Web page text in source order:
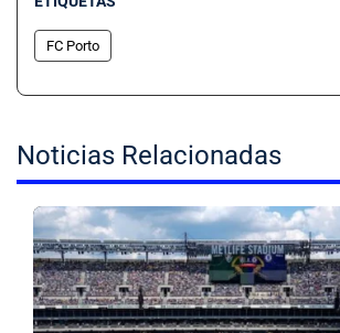
FC Porto
Noticias Relacionadas